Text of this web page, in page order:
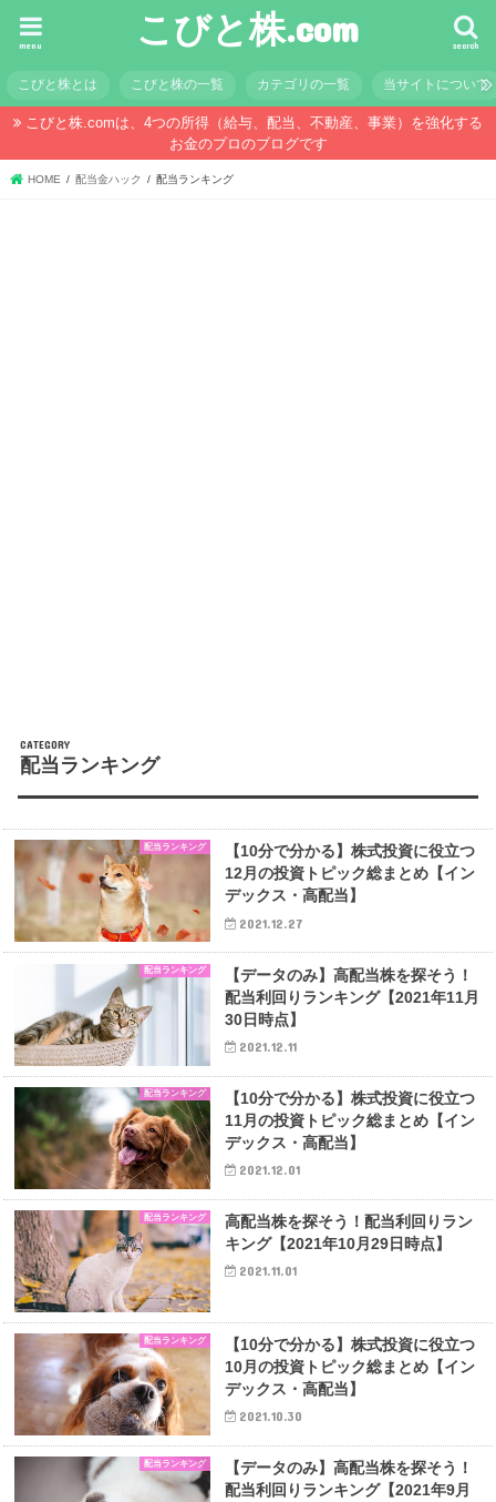
こびと株.com search
menu
こびと株とは こびと株の一覧 カテゴリの一覧 当サイトについて
こびと株.comは、4つの所得（給与、配当、不動産、事業）を強化する
お金のプロのブログです
HOME 配当金ハック 配当ランキング
配当ランキング
配当ランキング
【10分で分かる】株式投資に役立つ
12月の投資トピック総まとめ【イン
デックス・高配当】
2021.12.27
配当ランキング
【データのみ】高配当株を探そう！
配当利回りランキング【2021年11月
30日時点】
2021.12.11
配当ランキング
【10分で分かる】株式投資に役立つ
11月の投資トピック総まとめ【イン
デックス・高配当】
2021.12.01
配当ランキング
高配当株を探そう！配当利回りラン
キング【2021年10月29日時点】
2021.11.01
配当ランキング
【10分で分かる】株式投資に役立つ
10月の投資トピック総まとめ【イン
デックス・高配当】
2021.10.30
配当ランキング
【データのみ】高配当株を探そう！
配当利回りランキング【2021年9月